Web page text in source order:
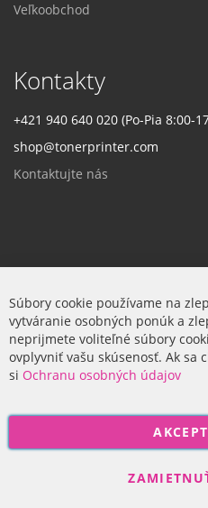
Veľkoobchod
Kontakty
+421 940 640 020 (Po-Pia 8:00-
shop@tonerprinter.com
Kontaktujte nás
Firma
O nás
P
Súbory cookie používame na
vytváranie osobných ponúk a
neprijmete voliteľné súbory
ovplyvniť vašu skúsenosť. Ak sa
si Ochranu osobných údajov